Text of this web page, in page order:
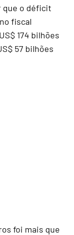
que o déficit
fiscal
174 bilhões
57 bilhões
foi mais que